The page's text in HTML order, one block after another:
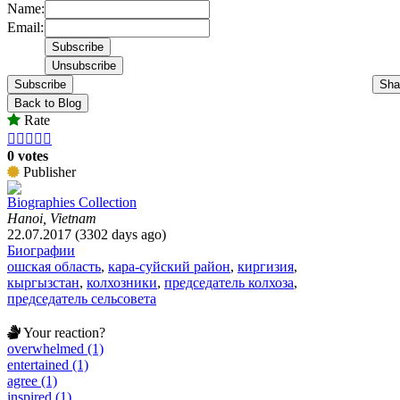
Name:
Email:
Subscribe
Back to Blog
Rate
    
0 votes
Publisher
Biographies Collection
Hanoi, Vietnam
22.07.2017 (3302 days ago)
Биографии
ошская область, кара-суйский район, киргизия,
кыргызстан, колхозники, председатель колхоза,
председатель сельсовета
Your reaction?
overwhelmed (1)
entertained (1)
agree (1)
inspired (1)